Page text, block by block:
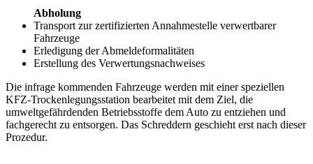
Abholung
Transport zur zertifizierten Annahmestelle verwertbarer
Fahrzeuge
Erledigung der Abmeldeformalitäten
Erstellung des Verwertungsnachweises
Die infrage kommenden Fahrzeuge werden mit einer speziellen
KFZ-Trockenlegungsstation bearbeitet mit dem Ziel, die
umweltgefährdenden Betriebsstoffe dem Auto zu entziehen und
fachgerecht zu entsorgen. Das Schreddern geschieht erst nach dieser
Prozedur.